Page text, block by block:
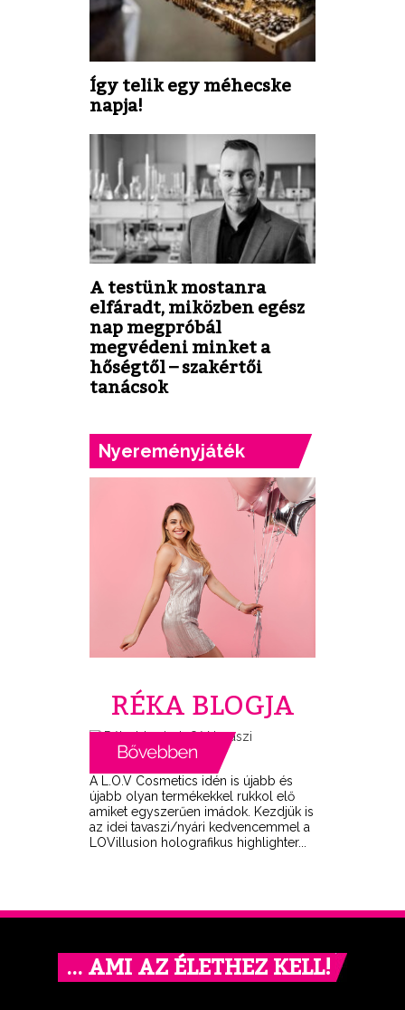
Így telik egy méhecske
napja!
A testünk mostanra
elfáradt, miközben egész
nap megpróbál
megvédeni minket a
hőségtől – szakértői
tanácsok
Nyereményjáték
RÉKA BLOGJA
A L.O.V Cosmetics idén is újabb és
újabb olyan termékekkel rukkol elő
amiket egyszerűen imádok. Kezdjük is
az idei tavaszi/nyári kedvencemmel a
LOVillusion holografikus highlighter...
… AMI AZ ÉLETHEZ KELL!